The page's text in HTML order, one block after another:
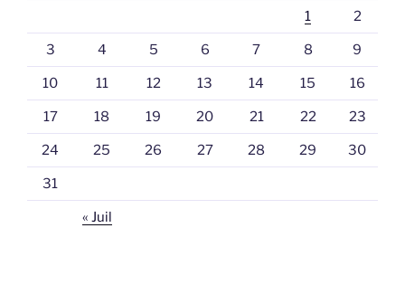
1 2
3 4 5 6 7 8 9
10 11 12 13 14 15 16
17 18 19 20 21 22 23
24 25 26 27 28 29 30
31
« Juil